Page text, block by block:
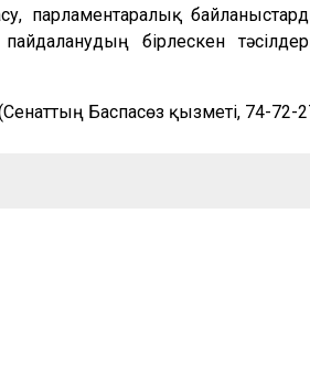
парламентаралық
бірлескен
Сенаттың Баспасөз қызметі, 74-72-